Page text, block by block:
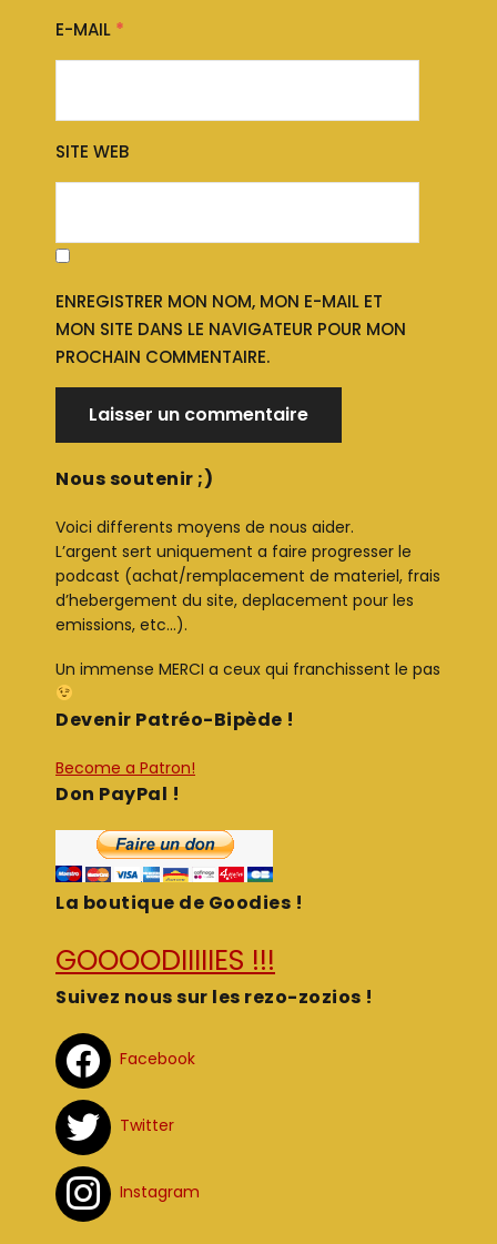
E-MAIL *
SITE WEB
ENREGISTRER MON NOM, MON E-MAIL ET
MON SITE DANS LE NAVIGATEUR POUR MON
PROCHAIN COMMENTAIRE.
Nous soutenir ;)
Voici differents moyens de nous aider.
L’argent sert uniquement a faire progresser le
podcast (achat/remplacement de materiel, frais
d’hebergement du site, deplacement pour les
emissions, etc…).
Un immense MERCI a ceux qui franchissent le pas
Devenir Patréo-Bipède !
Become a Patron!
Don PayPal !
La boutique de Goodies !
GOOOODIIIIIES !!!
Suivez nous sur les rezo-zozios !
Facebook
Twitter
Instagram